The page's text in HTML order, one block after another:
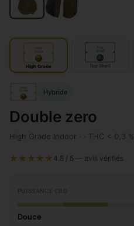
High
Grade
IN
High Grade
Top
Shelf
Top Shelf
High
Grade Hybride
Double zero
High Grade Indoor · · THC < 0,3 %
★★★★★ 4.8 / 5 — avis vérifiés
Douce